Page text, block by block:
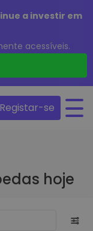
a investir em
acessíveis.
Registar-se
hoje